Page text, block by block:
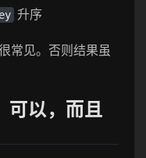
升序
常见。否则结果虽
可以，而且